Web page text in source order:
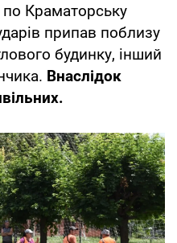
по Краматорську
припав поблизу
будинку, інший
Внаслідок